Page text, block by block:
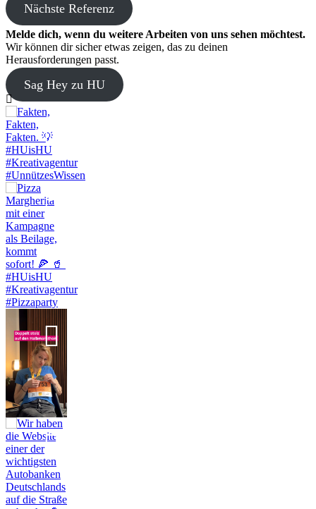
Nächste Referenz
Melde dich, wenn du weitere Arbeiten von uns sehen möchtest.
Wir können dir sicher etwas zeigen, das zu deinen
Herausforderungen passt.
Sag Hey zu HU